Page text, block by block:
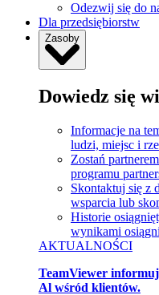
Odezwij się do
Dla przedsiębiorstw
Zasoby
Dowiedz się
Informacje na
ludzi, miejsc i
Zostań partnerem
programu
Skontaktuj się z
wsparcia lub
Historie
wynikami
AKTUALNOŚCI
TeamViewer
Al wśród klientów.